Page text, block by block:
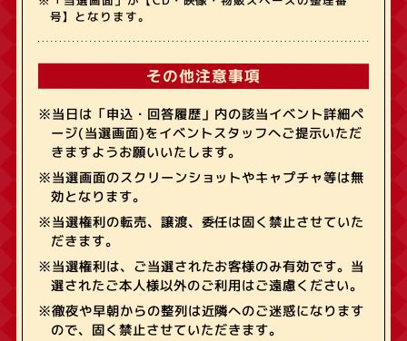
号】となります。
その他注意事項
※当日は「申込・回答履歴」内の該当イベント詳細ペ
ージ(当選画面)をイベントスタッフへご提示いただ
きますようお願いいたします。
※当選画面のスクリーンショットやキャプチャ等は無
効となります。
※当選権利の転売、譲渡、委任は固く禁止させていた
だきます。
※当選権利は、ご当選されたお客様のみ有効です。当
選されたご本人様以外のご利用はご遠慮ください。
※徹夜や早朝からの整列は近隣へのご迷惑になります
ので、固く禁止させていただきます。